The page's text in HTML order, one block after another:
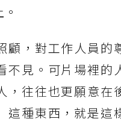
顧，對工作人員的
不見。可片場裡的
，往往也更願意在
這種東西，就是這